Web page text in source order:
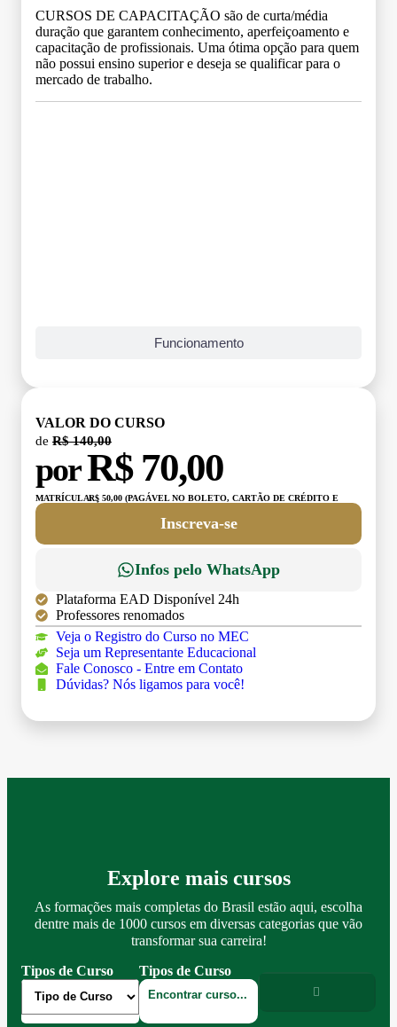
CURSOS DE CAPACITAÇÃO são de curta/média
duração que garantem conhecimento, aperfeiçoamento e
capacitação de profissionais. Uma ótima opção para quem
não possui ensino superior e deseja se qualificar para o
mercado de trabalho.
Funcionamento
VALOR DO CURSO
de R$ 140,00
porR$ 70,00
MATRÍCULA:R$ 50,00 (PAGÁVEL NO BOLETO, CARTÃO DE CRÉDITO E
Inscreva-se
Infos pelo WhatsApp
Plataforma EAD Disponível 24h
Professores renomados
Veja o Registro do Curso no MEC
Seja um Representante Educacional
Fale Conosco - Entre em Contato
Dúvidas? Nós ligamos para você!
Explore mais cursos
As formações mais completas do Brasil estão aqui, escolha
dentre mais de 1000 cursos em diversas categorias que vão
transformar sua carreira!
Tipos de Curso
Tipos de Curso